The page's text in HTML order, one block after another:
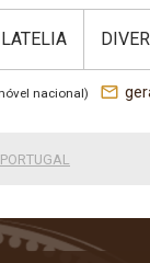
nacional) mail_outline